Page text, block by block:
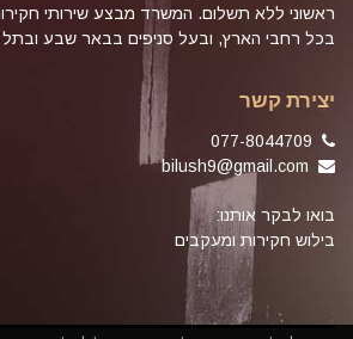
ראשוני ללא תשלום. המשרד מבצע שירותי
בכל רחבי הארץ, ובעל סניפים בבאר שבע ובתל
יצירת קשר
bilush9@gmail.com
בואו לבקר אותנו:
בילוש חקירות ומעקבים